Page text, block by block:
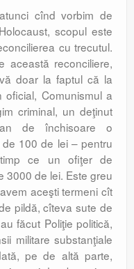
cînd vorbim de
scopul este
cu trecutul.
această reconciliere,
doar la faptul că la
Comunismul a
criminal, un deţinut
de închisoare o
100 de lei – pentru
ce un ofiţer de
3000 de lei. Este greu
aceşti termeni cît
pildă, cîteva sute de
făcut Poliţie politică,
militare substanţiale
pe de altă parte,